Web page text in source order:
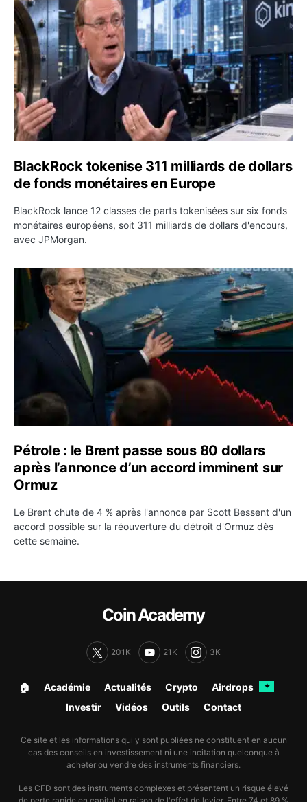
BlackRock tokenise 311 milliards de dollars
de fonds monétaires en Europe
BlackRock lance 12 classes de parts tokenisées sur six fonds
monétaires européens, soit 311 milliards de dollars d'encours,
avec JPMorgan.
Pétrole : le Brent passe sous 80 dollars après
Pétrole : le Brent passe sous 80 dollars
après l’annonce d’un accord imminent sur
Ormuz
Le Brent chute de 4 % après l'annonce par Scott Bessent d'un
accord possible sur la réouverture du détroit d'Ormuz dès
cette semaine.
Coin Academy
201K 21K 3K
🏠︎ Académie Actualités Crypto Airdrops ✦
Investir Vidéos Outils Contact
Ce site et les informations qui y sont publiées ne constituent en aucun
cas des conseils en investissement ni une incitation quelconque à
acheter ou vendre des instruments financiers.
Les CFD sont des instruments complexes et présentent un risque élevé